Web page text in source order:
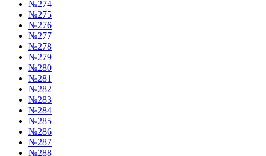
№274
№275
№276
№277
№278
№279
№280
№281
№282
№283
№284
№285
№286
№287
№288